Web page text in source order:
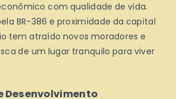
com qualidade de vida.
BR-386 e proximidade da capital
tem atraído novos moradores e
de um lugar tranquilo para viver
Desenvolvimento